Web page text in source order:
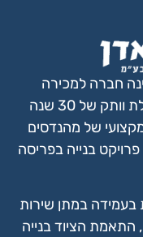
חברה למכירה
והשכרה של ציוד בניה החברה בעלת וותק של 30 שנה
של מהנדסים
בנייה בפריסה
בעמידה במתן שירות
התאמת הציוד בנייה